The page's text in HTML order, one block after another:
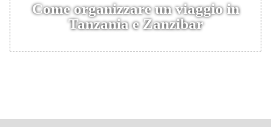
Come organizzare un viaggio in
Tanzania e Zanzibar